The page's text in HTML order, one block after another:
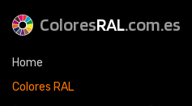
ColoresRAL.com.es
Home
Colores RAL